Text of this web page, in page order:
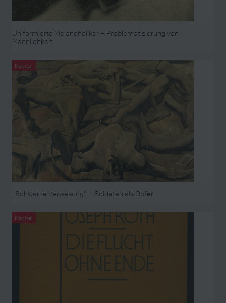
Uniformierte Melancholiker – Problematisierung von
Männlichkeit
Kapitel
„Schwarze Verwesung“ – Soldaten als Opfer
Kapitel